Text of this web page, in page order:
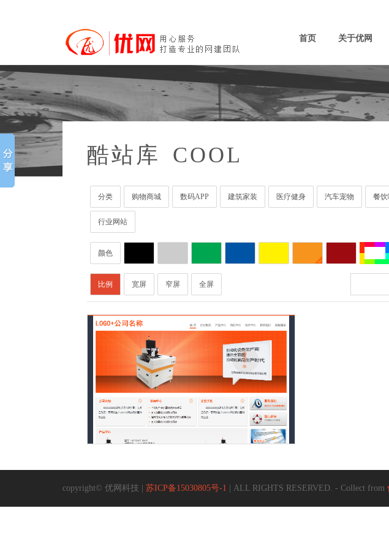
首页 关于优网
酷站库 COOL
分类 购物商城 数码APP 建筑家装 医疗健身 汽车宠物 餐
行业网站
颜色
比例 宽屏 窄屏 全屏
copyright© 优网科技 | 苏ICP备15030805号-1 | ALL RIGHTS RESERVED. - Collect from